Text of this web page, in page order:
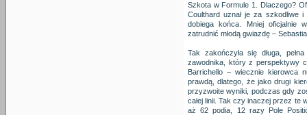
Szkota w Formule 1. Dlaczego?
Coulthard uznał je za szkodliwe
dobiega końca. Mniej oficjalnie
zatrudnić młodą gwiazdę –
Tak zakończyła się długa,
zawodnika, który z perspektywy
Barrichello – wiecznie kierowca
prawdą, dlatego, że jako drugi
przyzwoite wyniki, podczas gdy
całej linii. Tak czy inaczej przez te
aż 62 podia, 12 razy Pole